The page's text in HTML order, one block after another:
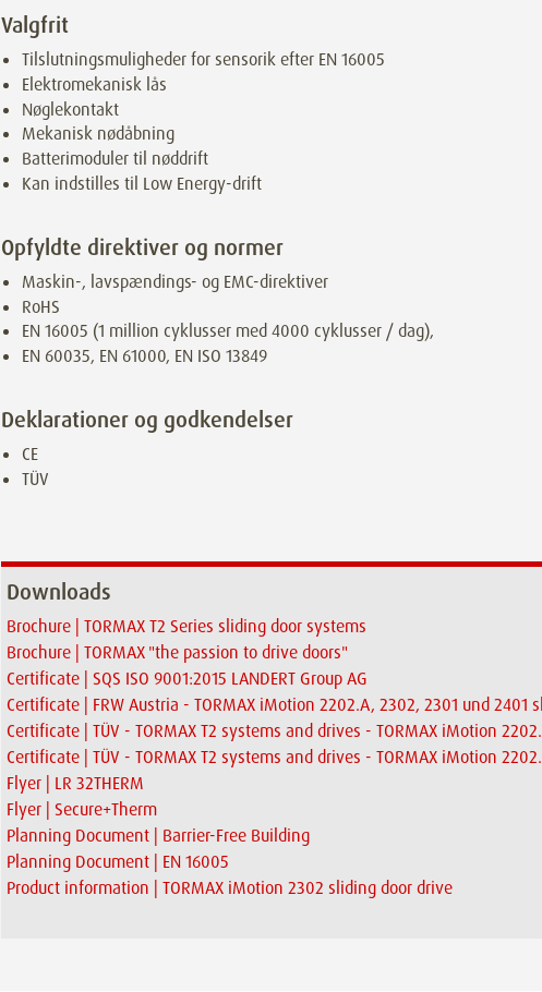
Valgfrit
Tilslutningsmuligheder for sensorik efter EN 16005
Elektromekanisk lås
Nøglekontakt
Mekanisk nødåbning
Batterimoduler til nøddrift
Kan indstilles til Low Energy-drift
Opfyldte direktiver og normer
Maskin-, lavspændings- og EMC-direktiver
RoHS
EN 16005 (1 million cyklusser med 4000 cyklusser / dag),
EN 60035, EN 61000, EN ISO 13849
Deklarationer og godkendelser
CE
TÜV
Downloads
Brochure | TORMAX T2 Series sliding door systems
Brochure | TORMAX "the passion to drive doors"
Certificate | SQS ISO 9001:2015 LANDERT Group AG
Certificate | FRW Austria - TORMAX iMotion 2202.A, 2302, 2301 und 2401
Certificate | TÜV - TORMAX T2 systems and drives - TORMAX iMotion
Certificate | TÜV - TORMAX T2 systems and drives - TORMAX iMotion
Flyer | LR 32THERM
Flyer | Secure+Therm
Planning Document | Barrier-Free Building
Planning Document | EN 16005
Product information | TORMAX iMotion 2302 sliding door drive